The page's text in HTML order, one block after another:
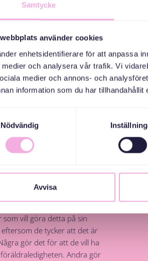
Samtycke
webbplats använder cookies
enhetsidentifierare för att anpassa
och analysera vår trafik. Vi
medier och annons- och
information som du har
Nödvändig
Avvisa
information du behöver
uppdrag startar.
att vara
andra
och
kan lära sig av.”
träffar är nästan alltid
vill göra detta på sin
de tycker att det är
gör det för att de vill ha
Andra gör